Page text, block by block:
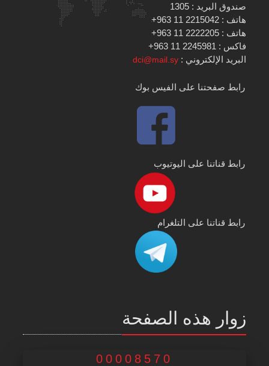
صندوق البريد : 1305
هاتف : 2215042 11 963+
هاتف : 2222205 11 963+
فاكس : 2245981 11 963+
البريد الإلكتروني :dci@mail.sy
رابط صفحتنا على الفيس بوك
رابط قناتنا على اليوتيوب
رابط قناتنا على التلغرام
زوار هذه الصفحة
00008570